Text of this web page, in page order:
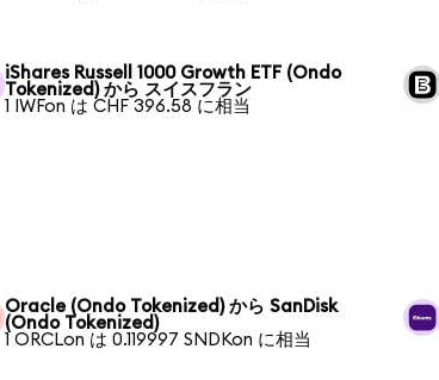
iShares Russell 1000 Growth ETF (Ondo
Tokenized) から スイスフラン
1 IWFon は CHF 396.58 に相当
Oracle (Ondo Tokenized) から SanDisk
(Ondo Tokenized)
1 ORCLon は 0.119997 SNDKon に相当